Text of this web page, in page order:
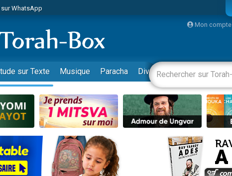
WhatsApp
pour Diane, 80 ans, dans un appartement insalubre
sur Zoom
WhatsApp
bénédiction
sur Zoom
WhatsApp
WhatsApp
Reloger Rivka, 6 enfants, victime de violences...
1 Journée de Vacances Pour les Enfants
WhatsApp
Mon compte
sur Texte Musique Paracha Divertissements Livres